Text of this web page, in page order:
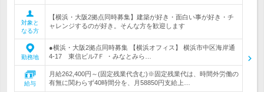
対象と
なる方
【横浜・大阪2拠点同時募集】建築が好き・面白い事が好き・チ
ャレンジするのが好き。そんな方を歓迎します
勤務地
●横浜・大阪2拠点同時募集 【横浜オフィス】 横浜市中区海岸通
4-17 東信ビル7Ｆ ・みなとみら…
給与
月給262,400円～(固定残業代含む)※固定残業代は、時間外労働の
有無に関わらず40時間分を、月58850円支給上…